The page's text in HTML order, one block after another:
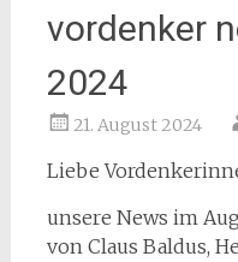
vordenker
2024
21. August 2024
Liebe
unsere News im
von Claus Baldus,